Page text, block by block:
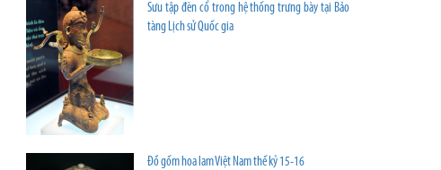
Sưu tập đèn cổ trong hệ thống trưng bày tại Bảo
tàng Lịch sử Quốc gia
Đồ gốm hoa lam Việt Nam thế kỷ 15-16